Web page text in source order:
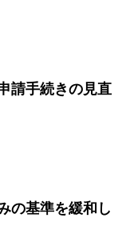
請手続きの見直
の基準を緩和し